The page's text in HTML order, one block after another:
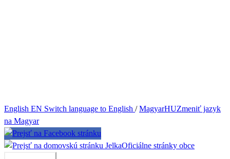
English EN Switch language to English /MagyarHUZmeniť jazyk
na Magyar
JelkaOficiálne stránky obce